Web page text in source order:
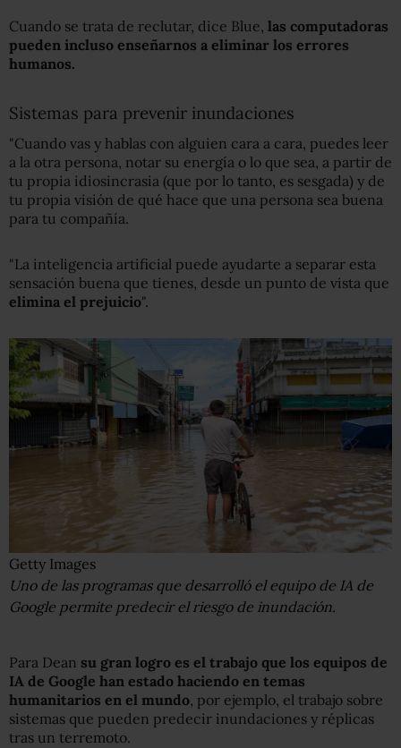
Cuando se trata de reclutar, dice Blue, las computadoras
pueden incluso enseñarnos a eliminar los errores
humanos.
Sistemas para prevenir inundaciones
"Cuando vas y hablas con alguien cara a cara, puedes leer
a la otra persona, notar su energía o lo que sea, a partir de
tu propia idiosincrasia (que por lo tanto, es sesgada) y de
tu propia visión de qué hace que una persona sea buena
para tu compañía.
"La inteligencia artificial puede ayudarte a separar esta
sensación buena que tienes, desde un punto de vista que
elimina el prejuicio".
Getty Images
Uno de las programas que desarrolló el equipo de IA de
Google permite predecir el riesgo de inundación.
Para Dean su gran logro es el trabajo que los equipos de
IA de Google han estado haciendo en temas
humanitarios en el mundo, por ejemplo, el trabajo sobre
sistemas que pueden predecir inundaciones y réplicas
tras un terremoto.